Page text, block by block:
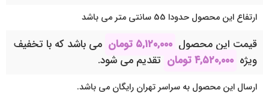
ارتفاع این محصول حدودا 55 سانتی متر می باشد
قیمت این محصول ۵,۱۲۰,۰۰۰ تومان می باشد که با تخفیف
ویژه ۴,۵۲۰,۰۰۰تومان تقدیم می شود.
ارسال این محصول به سراسر تهران رایگان می باشد.